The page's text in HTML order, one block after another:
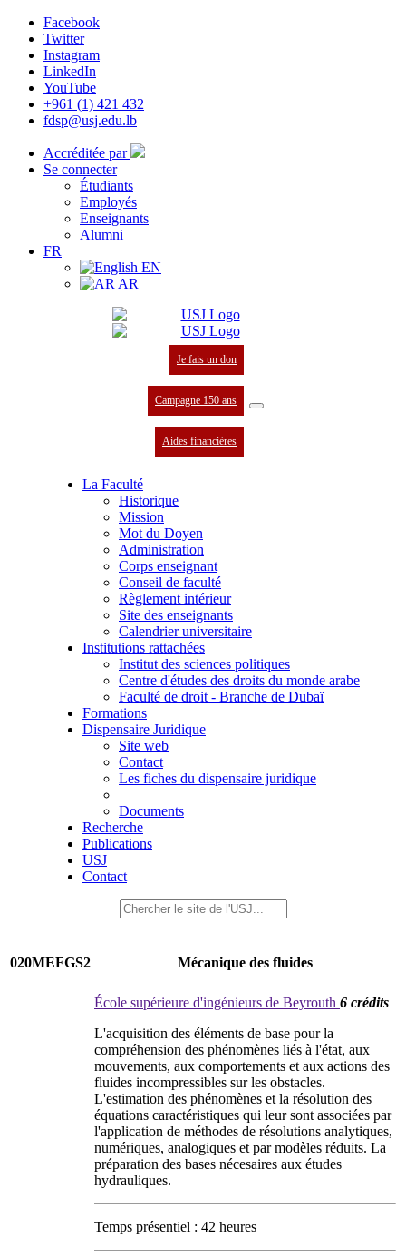
Facebook
Twitter
Instagram
LinkedIn
YouTube
+961 (1) 421 432
fdsp@usj.edu.lb
Accréditée par
Se connecter
Étudiants
Employés
Enseignants
Alumni
FR
EN
AR
Je fais un don
Campagne 150 ans
Aides financières
La Faculté
Historique
Mission
Mot du Doyen
Administration
Corps enseignant
Conseil de faculté
Règlement intérieur
Site des enseignants
Calendrier universitaire
Institutions rattachées
Institut des sciences politiques
Centre d'études des droits du monde arabe
Faculté de droit - Branche de Dubaï
Formations
Dispensaire Juridique
Site web
Contact
Les fiches du dispensaire juridique
Documents
Recherche
Publications
USJ
Contact
020MEFGS2 Mécanique des fluides
École supérieure d'ingénieurs de Beyrouth 6 crédits
L'acquisition des éléments de base pour la
compréhension des phénomènes liés à l'état, aux
mouvements, aux comportements et aux actions des
fluides incompressibles sur les obstacles.
L'estimation des phénomènes et la résolution des
équations caractéristiques qui leur sont associées par
l'application de méthodes de résolutions analytiques,
numériques, analogiques et par modèles réduits. La
préparation des bases nécesaires aux études
hydrauliques.
Temps présentiel : 42 heures